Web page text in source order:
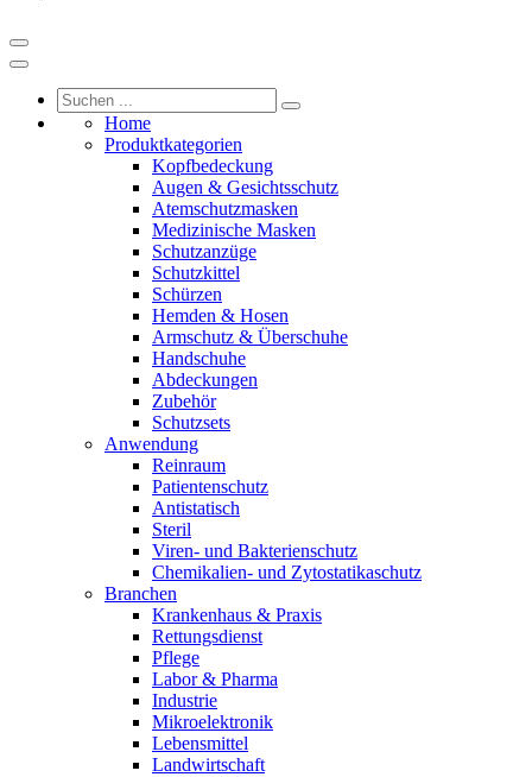
Home
Produktkategorien
Kopfbedeckung
Augen & Gesichtsschutz
Atemschutzmasken
Medizinische Masken
Schutzanzüge
Schutzkittel
Schürzen
Hemden & Hosen
Armschutz & Überschuhe
Handschuhe
Abdeckungen
Zubehör
Schutzsets
Anwendung
Reinraum
Patientenschutz
Antistatisch
Steril
Viren- und Bakterienschutz
Chemikalien- und Zytostatikaschutz
Branchen
Krankenhaus & Praxis
Rettungsdienst
Pflege
Labor & Pharma
Industrie
Mikroelektronik
Lebensmittel
Landwirtschaft